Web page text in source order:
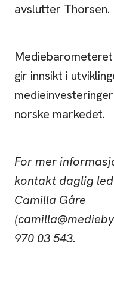
avslutter Thorsen.
gir innsikt i
norske markedet.
For mer
kontakt daglig
Camilla Gåre
970 03 543.